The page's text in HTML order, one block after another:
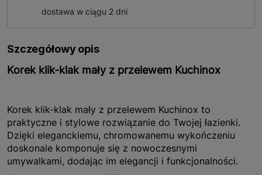
dostawa w ciągu 2 dni
Szczegółowy opis
Korek klik-klak mały z przelewem Kuchinox
Korek klik-klak mały z przelewem Kuchinox to
praktyczne i stylowe rozwiązanie do Twojej łazienki.
Dzięki eleganckiemu, chromowanemu wykończeniu
doskonale komponuje się z nowoczesnymi
umywalkami, dodając im elegancji i funkcjonalności.